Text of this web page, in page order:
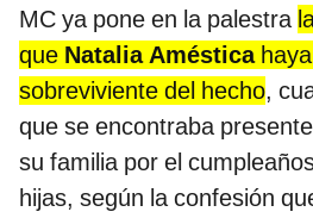
MC ya pone en la palestra
que Natalia Amésticahaya
sobreviviente del hecho,
que se encontraba
su familia por el
hijas, según la confesión